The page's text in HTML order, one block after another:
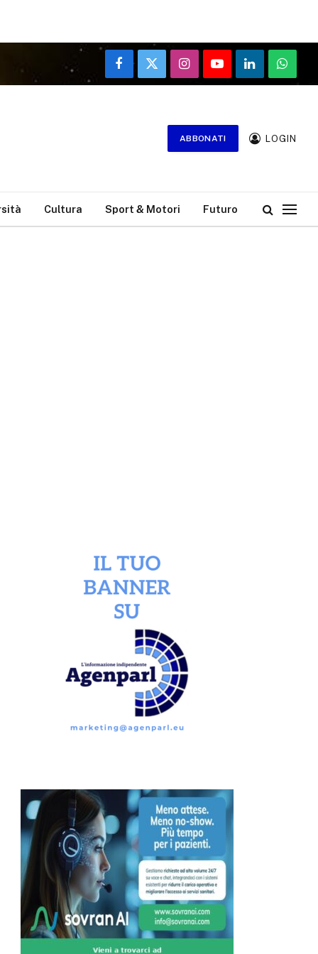
Facebook
X
(Twitter)
InstagramYouTubeLinkedIn
ABBONATI LOGIN
Cultura Sport & Motori Futuro